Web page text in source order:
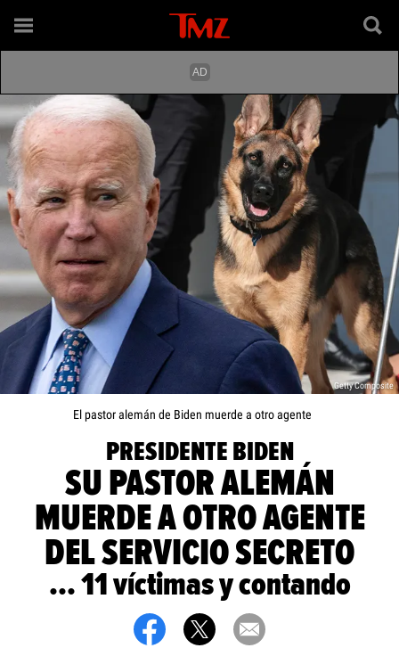
Getty Composite
El pastor alemán de Biden muerde a otro agente
PRESIDENTE BIDEN
SU PASTOR ALEMÁN
MUERDE A OTRO AGENTE
DEL SERVICIO SECRETO
... 11 víctimas y contando